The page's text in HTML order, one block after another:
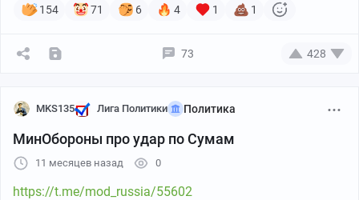
154 71 6 4 1 1
73 428
MKS135 Лига Политики Политика
МинОбороны про удар по Сумам
11 месяцев назад 0
https://t.me/mod_russia/55602